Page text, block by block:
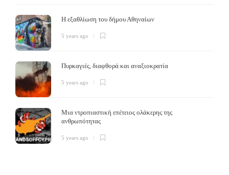
Άλλο κοινοβουλευτισμός, άλλο δημοκρατία
Το δέλτα,6 years ago
Τι είναι χειρότερο από τον κομμουνισμό, τον καπιταλισμό και τον φασισμό; Η
αστική «δημοκρατία». Το παρόν αποτελεί ένα άρθρο που έπρεπε να είχαμε
γράψει…
Η εξαθλίωση του δήμου Αθηναίων
5 years ago
Πυρκαγιές, διαφθορά και αναξιοκρατία
5 years ago
Μια ντροπιαστική επέτειος ολάκερης της
ανθρωπότητας
5 years ago